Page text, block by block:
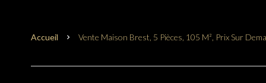
Accueil Vente Maison Brest, 5 Pièces, 105 M², Prix Sur